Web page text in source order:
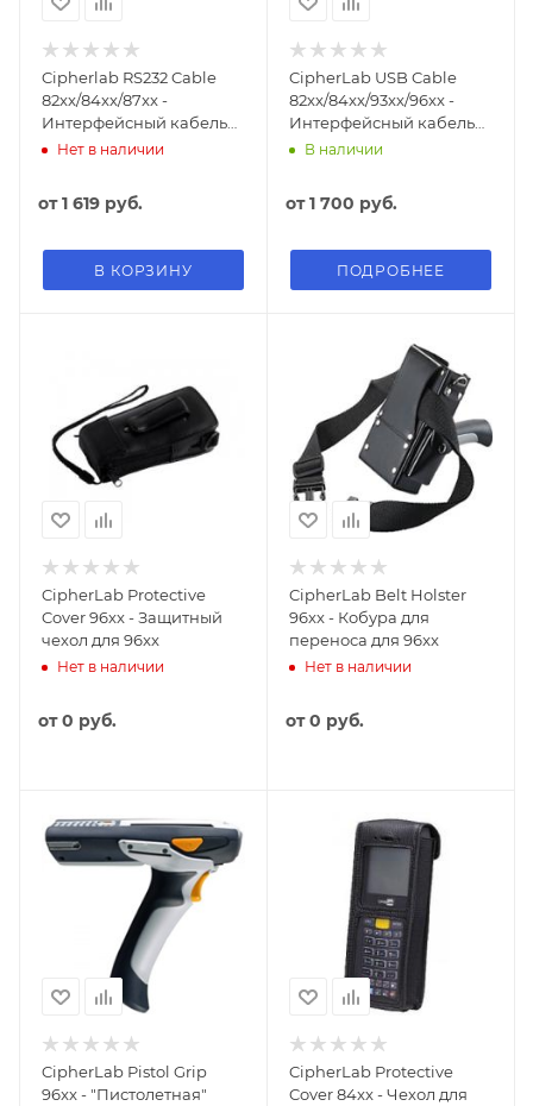
Cipherlab RS232 Cable
82xx/84xx/87xx -
Интерфейсный кабель
RS232 с функцией заряда
Нет в наличии
от1 619 руб.
В КОРЗИНУ
CipherLab USB Cable
82xx/84xx/93xx/96xx -
Интерфейсный кабель
USB 2.0 (Virtual COM) с
ТСД 82xx/84xx/93xx/96xx
В наличии
от1 700 руб.
ПОДРОБНЕЕ
CipherLab Protective
Cover 96xx - Защитный
чехол для 96xx
Нет в наличии
от0 руб.
CipherLab Belt Holster
96xx - Кобура для
переноса для 96xx
Нет в наличии
от0 руб.
CipherLab Pistol Grip
96xx - "Пистолетная"
CipherLab Protective
Cover 84xx - Чехол для